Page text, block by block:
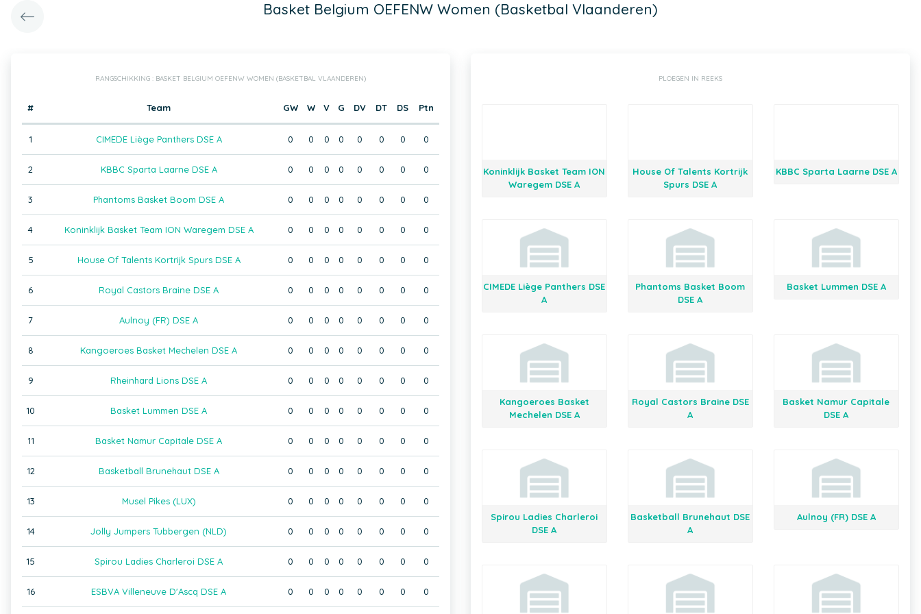
Basket Belgium OEFENW Women (Basketbal Vlaanderen)
RANGSCHIKKING : BASKET BELGIUM OEFENW WOMEN (BASKETBAL VLAANDEREN)
# Team GW W V G DV DT DS Ptn
1 CIMEDE Liège Panthers DSE A 0 0 0 0 0 0 0 0
2 KBBC Sparta Laarne DSE A 0 0 0 0 0 0 0 0
3 Phantoms Basket Boom DSE A 0 0 0 0 0 0 0 0
4 Koninklijk Basket Team ION Waregem DSE A 0 0 0 0 0 0 0 0
5 House Of Talents Kortrijk Spurs DSE A 0 0 0 0 0 0 0 0
6 Royal Castors Braine DSE A 0 0 0 0 0 0 0 0
7 Aulnoy (FR) DSE A 0 0 0 0 0 0 0 0
8 Kangoeroes Basket Mechelen DSE A 0 0 0 0 0 0 0 0
9 Rheinhard Lions DSE A 0 0 0 0 0 0 0 0
10 Basket Lummen DSE A 0 0 0 0 0 0 0 0
11 Basket Namur Capitale DSE A 0 0 0 0 0 0 0 0
12 Basketball Brunehaut DSE A 0 0 0 0 0 0 0 0
13 Musel Pikes (LUX) 0 0 0 0 0 0 0 0
14 Jolly Jumpers Tubbergen (NLD) 0 0 0 0 0 0 0 0
15 Spirou Ladies Charleroi DSE A 0 0 0 0 0 0 0 0
16 ESBVA Villeneuve D'Ascq DSE A 0 0 0 0 0 0 0 0
PLOEGEN IN REEKS
Koninklijk Basket Team ION
Waregem DSE A
House Of Talents Kortrijk
Spurs DSE A
KBBC Sparta Laarne DSE A
CIMEDE Liège Panthers DSE
A
Phantoms Basket Boom
DSE A
Basket Lummen DSE A
Kangoeroes Basket
Mechelen DSE A
Royal Castors Braine DSE
A
Basket Namur Capitale
DSE A
Spirou Ladies Charleroi
DSE A
Basketball Brunehaut DSE
A
Aulnoy (FR) DSE A